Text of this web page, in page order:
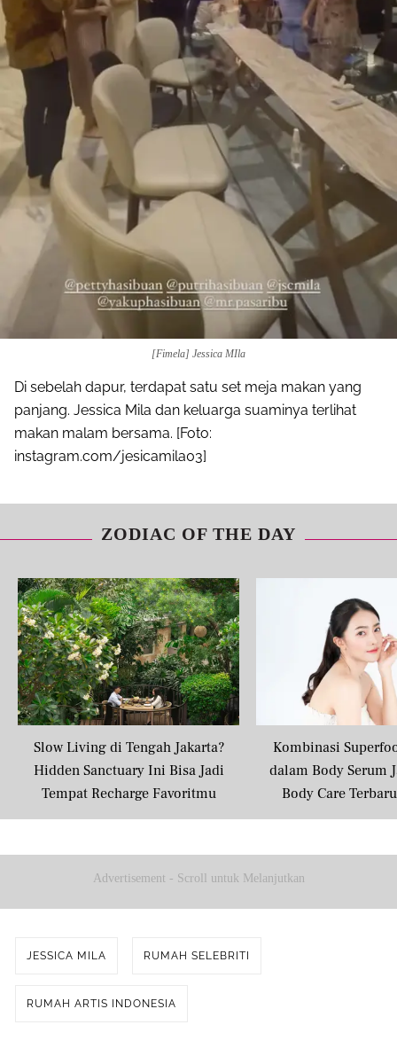
[Fimela] Jessica MIla
Di sebelah dapur, terdapat satu set meja makan yang
panjang. Jessica Mila dan keluarga suaminya terlihat
makan malam bersama. [Foto:
instagram.com/jesicamila03]
ZODIAC OF THE DAY
Slow Living di Tengah Jakarta?
Hidden Sanctuary Ini Bisa Jadi
Tempat Recharge Favoritmu
Kombinasi
dalam Body Serum
Body Care
Masyarakat
Advertisement - Scroll untuk Melanjutkan
JESSICA MILA RUMAH SELEBRITI
RUMAH ARTIS INDONESIA